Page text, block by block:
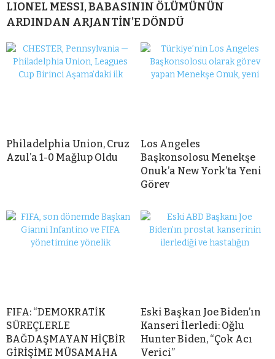
LIONEL MESSI, BABASININ ÖLÜMÜNÜN
ARDINDAN ARJANTİN’E DÖNDÜ
Philadelphia Union, Cruz
Azul’a 1-0 Mağlup Oldu
Los Angeles
Başkonsolosu Menekşe
Onuk’a New York’ta Yeni
Görev
FIFA: “DEMOKRATİK
SÜREÇLERLE
BAĞDAŞMAYAN HİÇBİR
GİRİŞİME MÜSAMAHA
Eski Başkan Joe Biden’ın
Kanseri İlerledi: Oğlu
Hunter Biden, “Çok Acı
Verici”